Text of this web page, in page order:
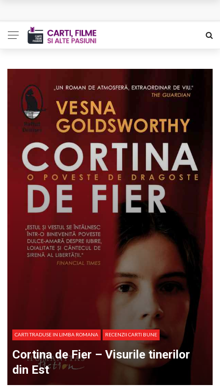
The Man Who Sold Air in the Holy Land – Generatia care
Bolla – O iubire interzisa din Pristina
Luati-ma drept un vis. Povestiri in K. minor – Dor de Kafka
CARTI TRADUSE IN LIMBA ROMANA RECENZII CARTI BUNE
Cortina de Fier – Visurile tinerilor
din Est